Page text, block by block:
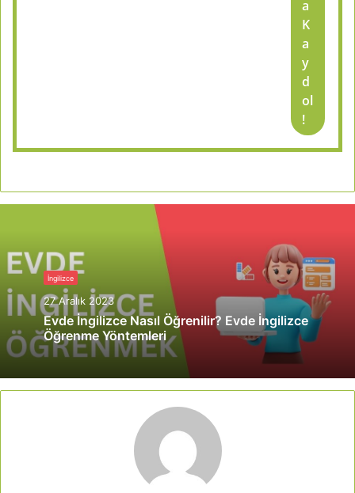
a
K
a
y
d
ol
!
İngilizce
27 Aralık 2023
Evde İngilizce Nasıl Öğrenilir? Evde İngilizce
Öğrenme Yöntemleri